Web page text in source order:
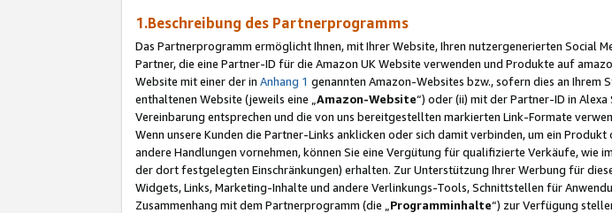
1.Beschreibung des Partnerprogramms
Das Partnerprogramm ermöglicht Ihnen, mit Ihrer Website, Ihren nutzergenerierten
Partner, die eine Partner-ID für die Amazon UK Website verwenden und Produkte auf
Website mit einer der in Anhang 1 genannten Amazon-Websites bzw., sofern dies an Ihrem
enthaltenen Website (jeweils eine „ Amazon-Website“) oder (ii) mit der Partner-ID in
Vereinbarung entsprechen und die von uns bereitgestellten markierten Link-Formate
Wenn unsere Kunden die Partner-Links anklicken oder sich damit verbinden, um ein
andere Handlungen vornehmen, können Sie eine Vergütung für qualifizierte Verkäufe, wie im
der dort festgelegten Einschränkungen) erhalten. Zur Unterstützung Ihrer Werbung für
Widgets, Links, Marketing-Inhalte und andere Verlinkungs-Tools, Schnittstellen für
Zusammenhang mit dem Partnerprogramm (die „ Programminhalte“) zur Verfügung